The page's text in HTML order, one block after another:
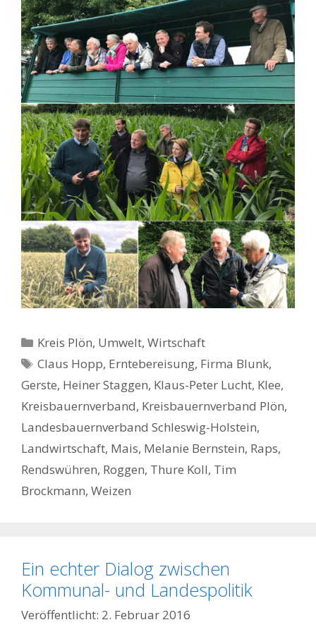
Kategorien
Kreis Plön, Umwelt,Wirtschaft
Schlagwörter
Claus Hopp, Erntebereisung, Firma Blunk,
Gerste, Heiner Staggen, Klaus-Peter Lucht, Klee,
Kreisbauernverband, Kreisbauernverband Plön,
Landesbauernverband Schleswig-Holstein,
Landwirtschaft, Mais, Melanie Bernstein, Raps,
Rendswühren, Roggen, Thure Koll, Tim
Brockmann, Weizen
Ein echter Dialog zwischen
Kommunal- und Landespolitik
2. Februar 2016